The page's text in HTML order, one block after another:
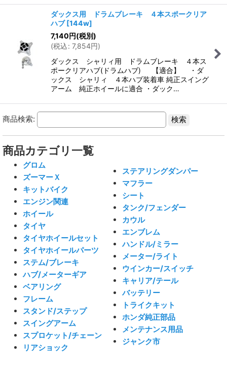
ダックス用 ドラムブレーキ ４本スポークリア
ハブ [144w]
7,140円(税別)
(税込: 7,854円)
ダックス シャリィ用 ドラムブレーキ ４本ス
ポークリアハブ(ドラムハブ) 【適合】 ・ダ
ックス シャリィ ４本ハブ装着車 純正スイング
アーム 純正ホイールに適合 ・ダック…
商品検索:
商品カテゴリ一覧
グロム
ズーマーＸ
キットバイク
エンジン関連
ホイール
タイヤ
タイヤホイールセット
タイヤホイールパーツ
ステム/ブレーキ
ハブ/メーターギア
ベアリング
フレーム
スタンド/ステップ
スイングアーム
スプロケット/チェーン
リアショック
ステアリングダンパー
マフラー
シート
タンク/フェンダー
カウル
エンブレム
ハンドル/ミラー
メーター/ライト
ウインカー/スイッチ
キャリア/テール
バッテリー
トライクキット
ホンダ純正部品
メンテナンス用品
ジャンク市